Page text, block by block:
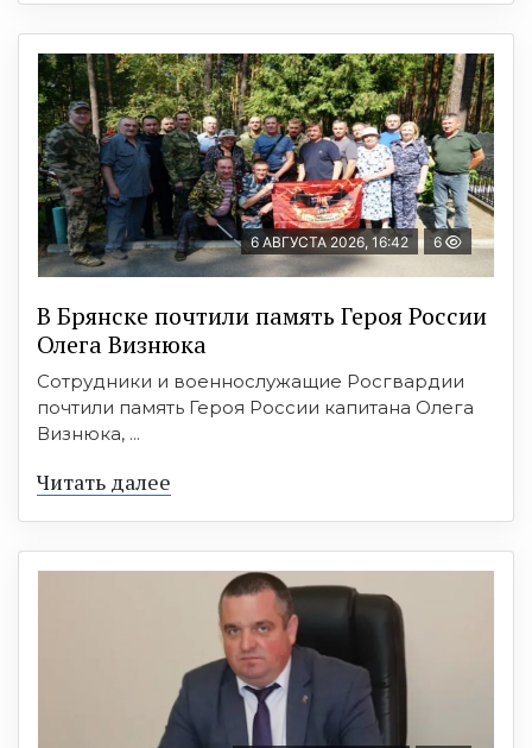
6 АВГУСТА 2026, 16:42 6
В Брянске почтили память Героя России
Олега Визнюка
Сотрудники и военнослужащие Росгвардии
почтили память Героя России капитана Олега
Визнюка, ...
Читать далее